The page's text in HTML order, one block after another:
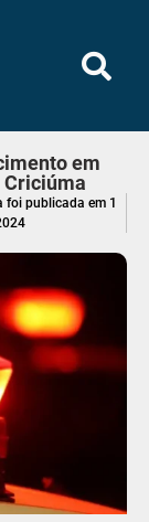
em
foi publicada em 1